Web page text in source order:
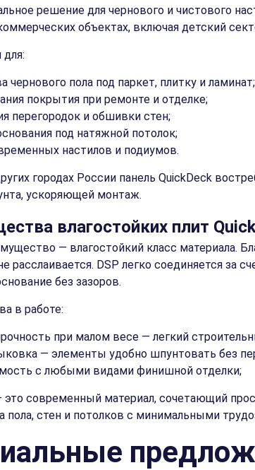
решение для чернового и чистового
объектах, включая детский
чернового пола под паркет, плитку и ламинат;
покрытия при ремонте и отделке;
перегородок и обшивки стен;
под натяжной потолок;
настилов и подиумов.
городах России панель QuickDeck
ускоряющей монтаж.
влагостойких плит
— влагостойкий класс материала.
расслаивается. DSP легко соединяется за
без зазоров.
в работе:
при малом весе — легкий
— элементы удобно шпунтовать без
с любыми видами финишной отделки;
это современный материал, сочетающий
пола, стен и потолков с минимальными